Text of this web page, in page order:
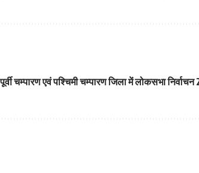
चम्पारण एवं पश्चिमी चम्पारण जिला में लोकसभा